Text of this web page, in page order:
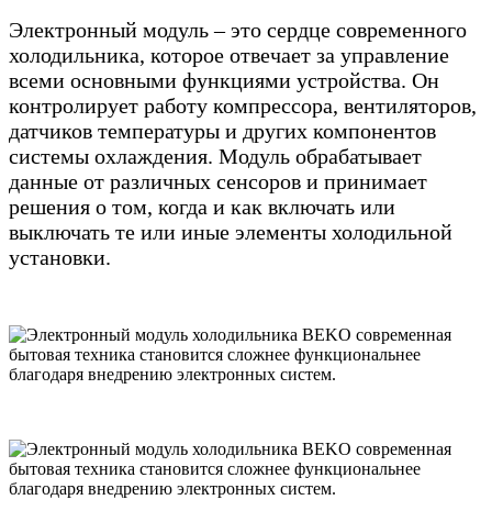
Электронный модуль – это сердце современного
холодильника, которое отвечает за управление
всеми основными функциями устройства. Он
контролирует работу компрессора, вентиляторов,
датчиков температуры и других компонентов
системы охлаждения. Модуль обрабатывает
данные от различных сенсоров и принимает
решения о том, когда и как включать или
выключать те или иные элементы холодильной
установки.